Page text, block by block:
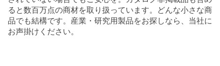
ると数百万点の商材を取り扱っています。どんな小さな商
品でも結構です。産業・研究用製品をお探しなら、当社に
お声掛けください。